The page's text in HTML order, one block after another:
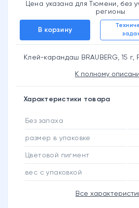
Цена указана для Тюмени, без
регионы
В корзину
Клей-карандаш BRAUBERG, 15 г,
К полному
Характеристики товара
Без запаха
размер в упаковке
Цветовой пигмент
вес с упаковкой
Все